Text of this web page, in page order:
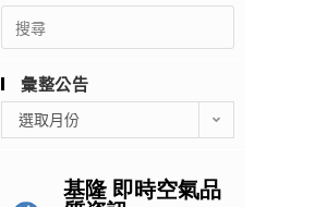
Search
for:
彙整公告
整
選取月份